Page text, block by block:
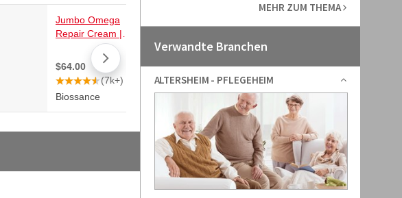
MEHR ZUM THEMA
Verwandte Branchen
ALTERSHEIM - PFLEGEHEIM